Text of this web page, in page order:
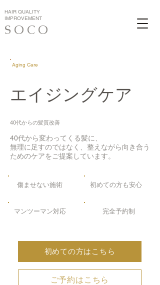
HAIR QUALITY
IMPROVEMENT
S O C O
Aging Care
エイジングケア
40代からの髪質改善
40代から変わってくる髪に、
無理に足すのではなく、整えながら向き合う
ためのケアをご提案しています。
傷ませない施術 初めての方も安心
マンツーマン対応 完全予約制
初めての方はこちら
ご予約はこちら